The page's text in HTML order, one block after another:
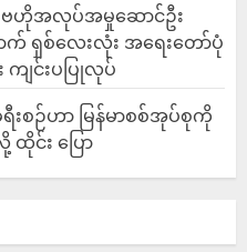
ဗဟိုအလုပ်အမှုဆောင်ဦး
က် ရှစ်လေးလုံး အရေးတော်ပုံ
ျင်းပပြုလုပ်
စဉ်ဟာ မြန်မာစစ်အုပ်စုကို
င်း ပြော